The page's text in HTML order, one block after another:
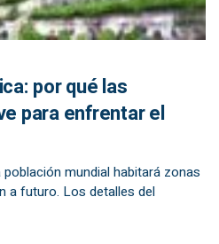
por qué las
para enfrentar el
población mundial habitará zonas
a futuro. Los detalles del